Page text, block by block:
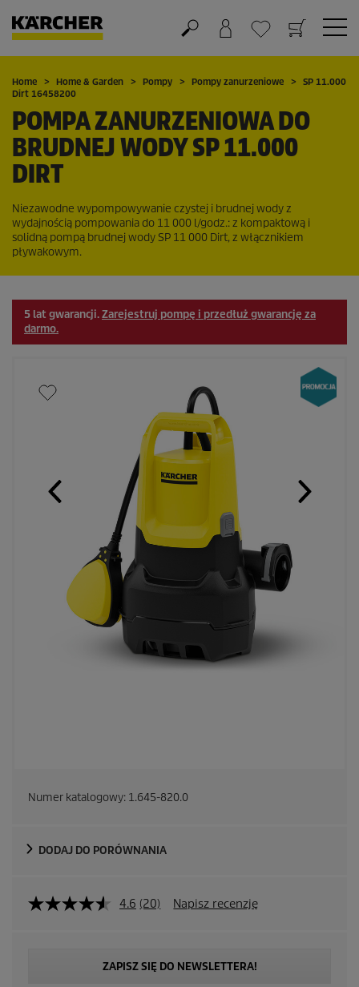
Koszyk
Lista życzeń
Home Home & Garden Pompy Pompy zanurzeniowe
SP 11.000
Dirt 16458200
POMPA ZANURZENIOWA DO
BRUDNEJ WODY SP 11.000
DIRT
Niezawodne wypompowywanie czystej i brudnej wody z
wydajnością pompowania do 11 000 l/godz.: z kompaktową i
solidną pompą brudnej wody SP 11 000 Dirt, z włącznikiem
pływakowym.
5 lat gwarancji.Zarejestruj pompę i przedłuż gwarancję za
darmo.
Numer katalogowy: 1.645-820.0
DODAJ DO PORÓWNANIA
4.6 (20) Napisz recenzję
ZAPISZ SIĘ DO NEWSLETTERA!